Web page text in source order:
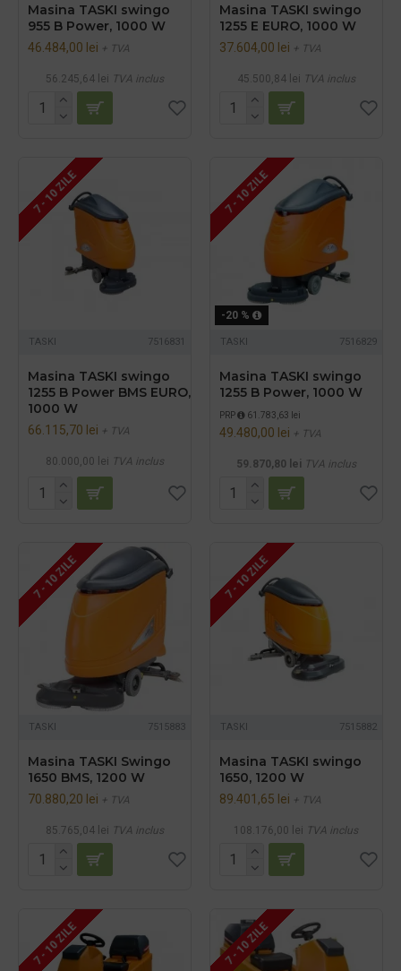
Masina TASKI swingo
955 B Power, 1000 W
46.484,00 lei + TVA
56.245,64 lei TVA inclus
Masina TASKI swingo
1255 E EURO, 1000 W
37.604,00 lei + TVA
45.500,84 lei TVA inclus
7 - 10 ZILE
TASKI 7516831
Masina TASKI swingo
1255 B Power BMS EURO,
1000 W
66.115,70 lei + TVA
80.000,00 lei TVA inclus
-20 %
7 - 10 ZILE
TASKI 7516829
Masina TASKI swingo
1255 B Power, 1000 W
PRP 61.783,63 lei
49.480,00 lei + TVA
59.870,80 lei TVA inclus
7 - 10 ZILE
TASKI 7515883
Masina TASKI Swingo
1650 BMS, 1200 W
70.880,20 lei + TVA
85.765,04 lei TVA inclus
7 - 10 ZILE
TASKI 7515882
Masina TASKI swingo
1650, 1200 W
89.401,65 lei + TVA
108.176,00 lei TVA inclus
7 - 10 ZILE 7 - 10 ZILE